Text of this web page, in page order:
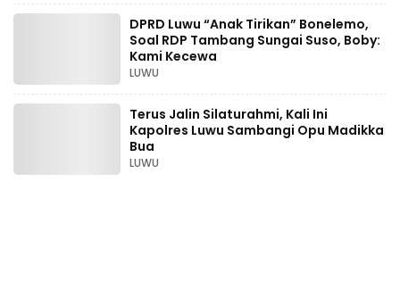
DPRD Luwu “Anak Tirikan” Bonelemo,
Soal RDP Tambang Sungai Suso, Boby:
Kami Kecewa
LUWU
Terus Jalin Silaturahmi, Kali Ini
Kapolres Luwu Sambangi Opu Madikka
Bua
LUWU